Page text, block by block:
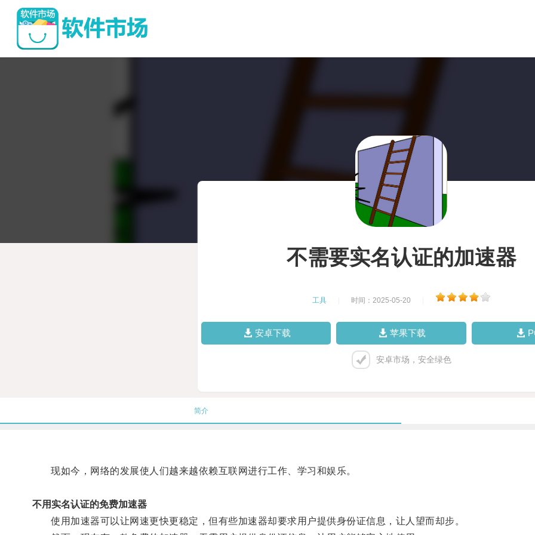
不需要实名认证的加速器
工具 时间：2025-05-20
安卓下载 苹果下载
安卓市场，安全绿色
简介
现如今，网络的发展使人们越来越依赖互联网进行工作、学习和娱乐。
不用实名认证的免费加速器
使用加速器可以让网速更快更稳定，但有些加速器却要求用户提供身份证信息，让人望而却步。